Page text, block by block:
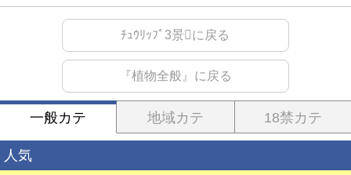
ﾁｭｳﾘｯﾌﾟ3景に戻る
『植物全般』に戻る
一般カテ 地域カテ 18禁カテ
人気